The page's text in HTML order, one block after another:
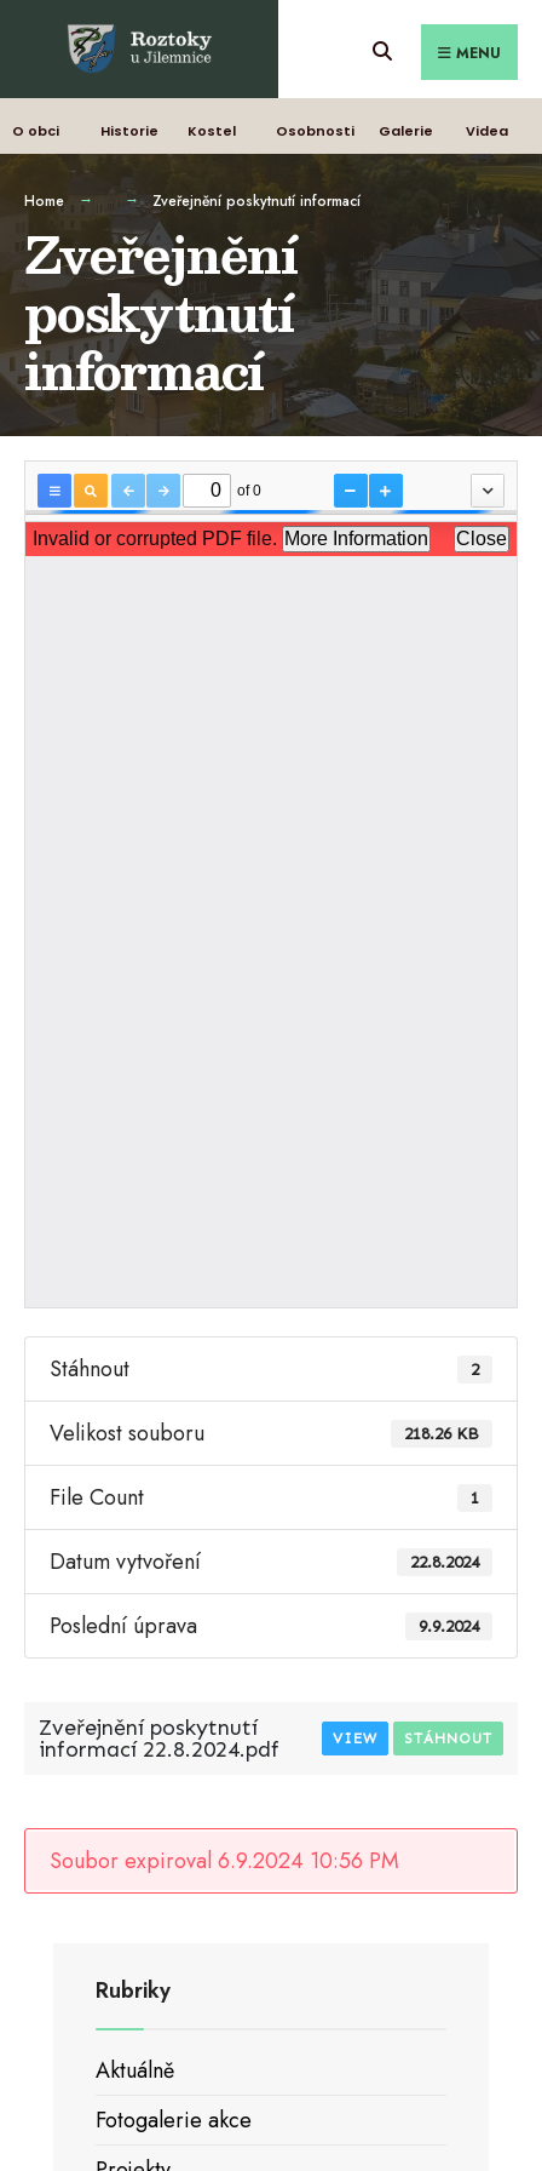
MENU
O obci Historie Kostel Osobnosti Galerie Videa
Home Zveřejnění poskytnutí informací
Zveřejnění
poskytnutí
informací
Stáhnout 2
Velikost souboru 218.26 KB
File Count 1
Datum vytvoření 22.8.2024
Poslední úprava 9.9.2024
Zveřejnění poskytnutí
informací 22.8.2024.pdf
VIEW STÁHNOUT
Soubor expiroval 6.9.2024 10:56 PM
Rubriky
Aktuálně
Fotogalerie akce